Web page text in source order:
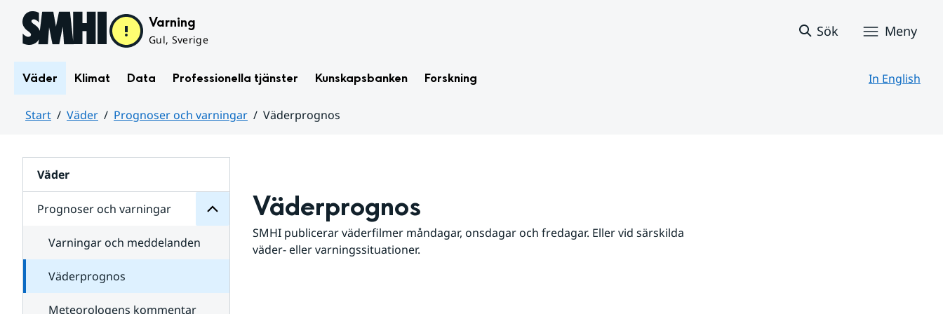
Hoppa till sidans innehåll Varning
Gul, Sverige
Sök Meny
Väder Klimat Data Professionella tjänster Kunskapsbanken Forskning In English
Start Väder Prognoser och varningar
Väderprognos
Väder
Prognoser och varningar
för
varningar
Varningar och meddelanden
Väderprognos
Meteorologens kommentar
Väderprognos
SMHI publicerar väderfilmer måndagar, onsdagar och fredagar. Eller vid särskilda
väder- eller varningssituationer.